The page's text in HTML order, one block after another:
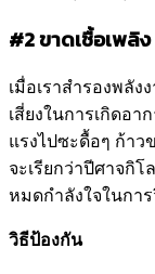
#2 ขาดเชื้อเพลิง
เมื่อเราสำรองพลัง
เสี่ยงในการเกิดอ
แรงไปซะดื้อๆ ก้า
จะเรียกว่าปีศาจกิโ
หมดกำลังใจในกา
วิธีป้องกัน